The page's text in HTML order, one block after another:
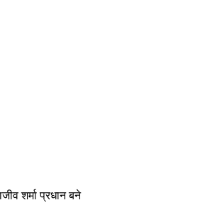
शर्मा प्रधान बने